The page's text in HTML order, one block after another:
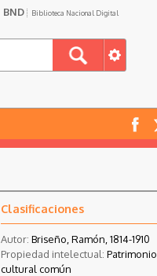
BND Biblioteca Nacional Digital
Clasificaciones
Autor: Briseño, Ramón, 1814-1910
Propiedad intelectual: Patrimonio
cultural común